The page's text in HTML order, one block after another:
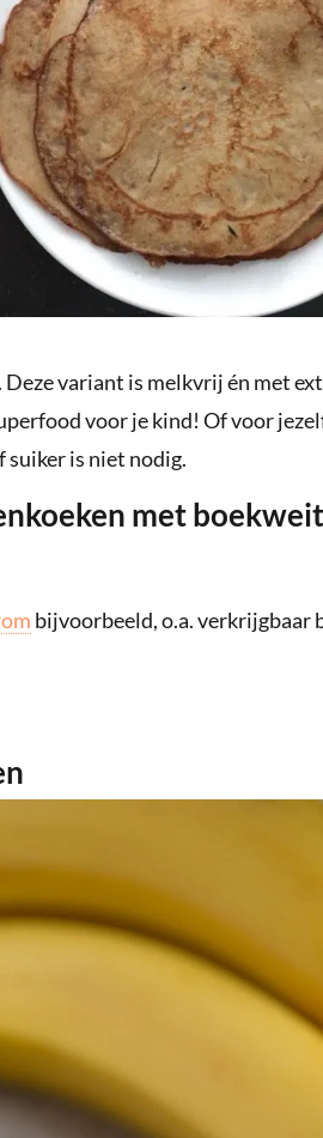
variant is melkvrij én met
voor je kind! Of voor
suiker is niet nodig.
met boekweit
bijvoorbeeld, o.a. verkrijgbaar